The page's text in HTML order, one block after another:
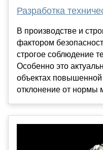
Разработка
В производстве и
фактором
строгое соблюдение
Особенно это
объектах
отклонение от нормы